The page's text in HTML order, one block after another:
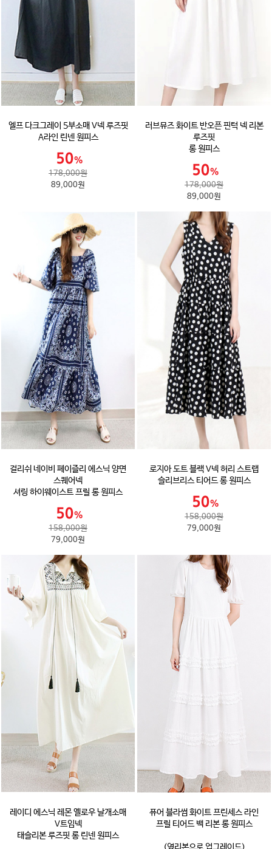
엘프 다크그레이 5부소매 V넥 루즈핏
A라인 린넨 원피스
178,000원
89,000원
러브뮤즈 화이트 반오픈 핀턱 넥 리본
루즈핏
롱 원피스
178,000원
89,000원
걸리쉬 네이비 페이즐리 에스닉 양면
스퀘어넥
셔링 하이웨이스트 프릴 롱 원피스
158,000원
79,000원
로지아 도트 블랙 V넥 허리 스트랩
슬리브리스 티어드 롱 원피스
158,000원
79,000원
레이디 에스닉 레몬 옐로우 날개소매
V트임넥
태슬리본 루즈핏 롱 린넨 원피스
퓨어 블라썸 화이트 프린세스 라인
프릴 티어드 백 리본 롱 원피스